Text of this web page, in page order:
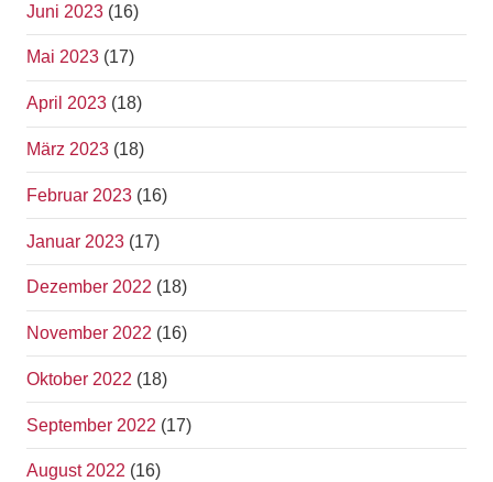
Juni 2023 (16)
Mai 2023 (17)
April 2023 (18)
März 2023 (18)
Februar 2023 (16)
Januar 2023 (17)
Dezember 2022 (18)
November 2022 (16)
Oktober 2022 (18)
September 2022 (17)
August 2022 (16)